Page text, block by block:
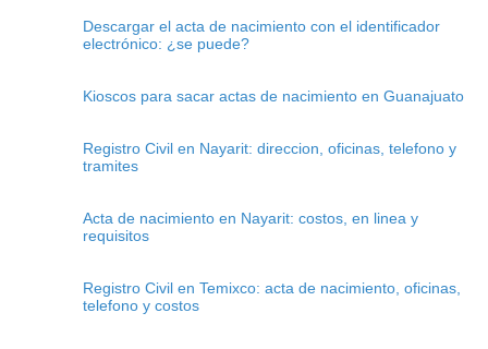
Descargar el acta de nacimiento con el identificador
electrónico: ¿se puede?
Kioscos para sacar actas de nacimiento en Guanajuato
Registro Civil en Nayarit: direccion, oficinas, telefono y
tramites
Acta de nacimiento en Nayarit: costos, en linea y
requisitos
Registro Civil en Temixco: acta de nacimiento, oficinas,
telefono y costos